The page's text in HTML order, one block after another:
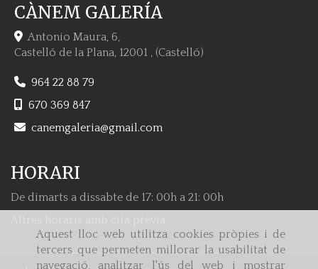
Aquest lloc web utilitza cookies pròpies i de
tercers que permeten millorar la usabilitat de
navegació, analitzar l'ús del web i mostrar
CÀNEM GALERÍA
Antonio Maura, 6,
Castelló de la Plana, 12001 , (Castelló)
964 22 88 79
670 369 847
canemgaleria
gmail.com
HORARI
De dimarts a dissabte de 17: 00h a 21: 00h